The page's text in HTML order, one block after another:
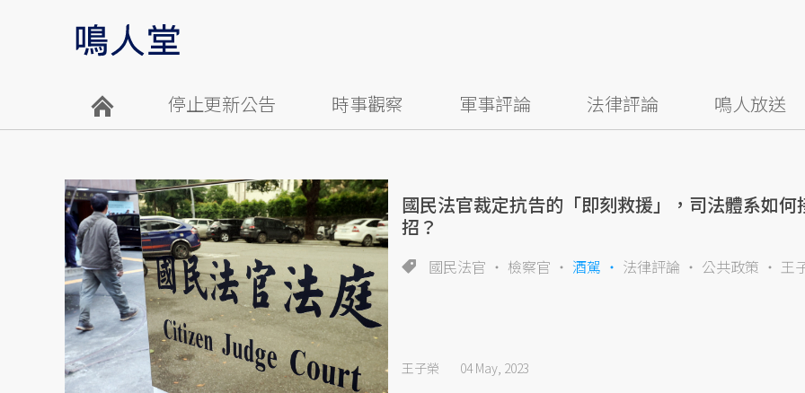
停止更新公告 時事觀察 軍事評論 法律評論 鳴人放送
國民法官裁定抗告的「即刻救援」，司法體系如何
招？
國民法官 檢察官 酒駕 法律評論 公共政策 王
王子榮 04 May, 2023